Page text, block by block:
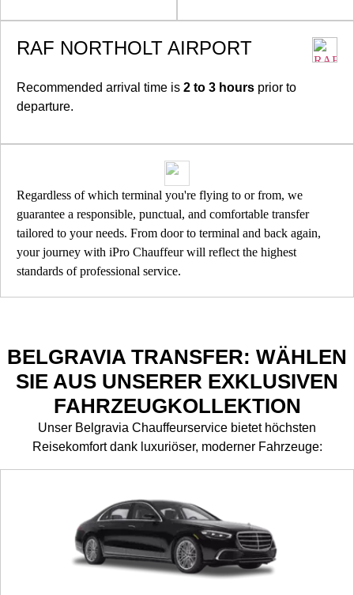
RAF NORTHOLT AIRPORT
Recommended arrival time is 2 to 3 hours prior to
departure.
Regardless of which terminal you're flying to or from, we
guarantee a responsible, punctual, and comfortable transfer
tailored to your needs. From door to terminal and back again,
your journey with iPro Chauffeur will reflect the highest
standards of professional service.
BELGRAVIA TRANSFER: WÄHLEN
SIE AUS UNSERER EXKLUSIVEN
FAHRZEUGKOLLEKTION
Unser Belgravia Chauffeurservice bietet höchsten
Reisekomfort dank luxuriöser, moderner Fahrzeuge: